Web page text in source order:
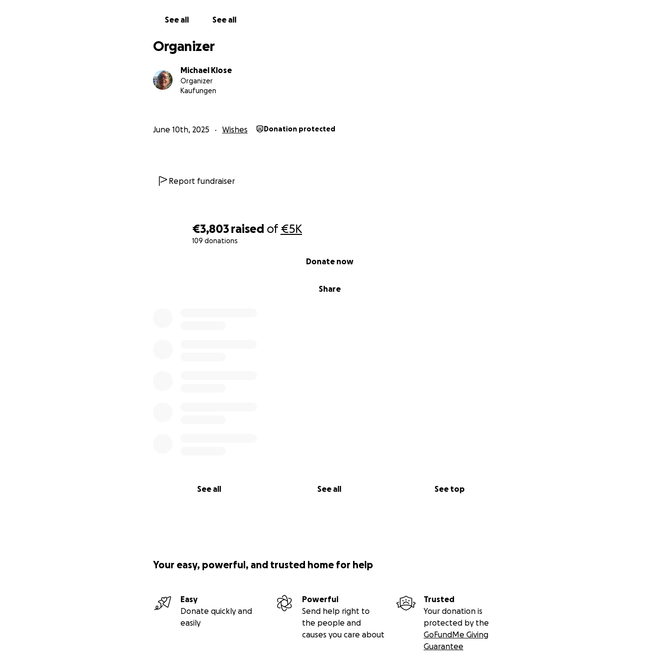
€3,803 raised of€5K
109 donations
Share
Donate now
See all See all See top
See all See all
Organizer
Michael Klose
Organizer
Kaufungen
June 10th, 2025 Wishes Donation protected
Report fundraiser
Your easy, powerful, and trusted home for help
Easy
Donate quickly and
easily
Powerful
Send help right to
the people and
causes you care about
Trusted
Your donation is
protected by the
GoFundMe Giving
Guarantee